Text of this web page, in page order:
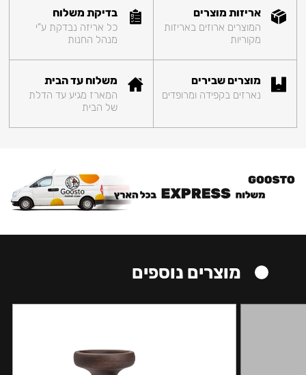
אריזות מוצרים
המוצרים ארוזים באריזות
מקוריות
בדיקת משלוח
כל אריזה נבדקת ע"י
מנהל החנות
מוצרים שבירים
נארזים בקפידה ומרופדים
משלוח עד הבית
המארז מגיע עד הדלת
של הבית
מוצרים נוספים